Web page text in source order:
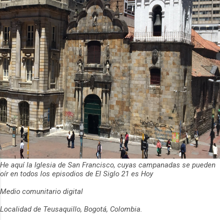
He aquí la Iglesia de San Francisco, cuyas campanadas se pueden
oír en todos los episodios de El Siglo 21 es Hoy
Medio comunitario digital
Localidad de Teusaquillo, Bogotá, Colombia.